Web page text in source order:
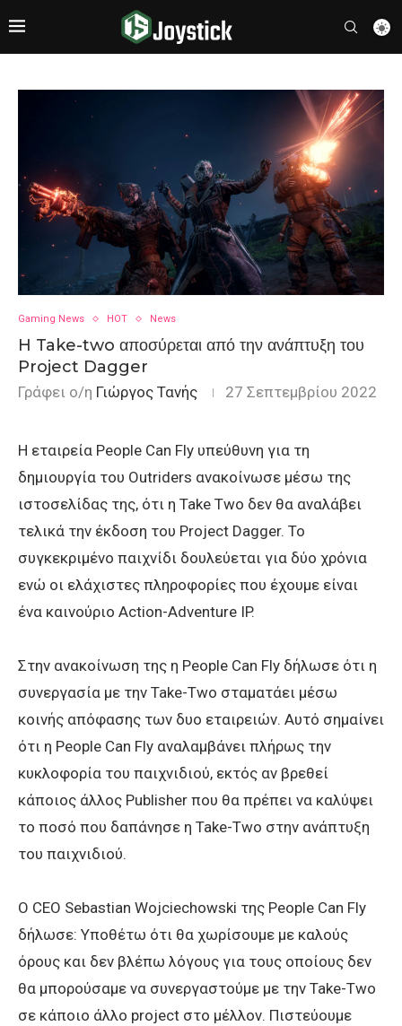
Gaming News HOT News
H Take-two αποσύρεται από την ανάπτυξη του
Project Dagger
Γράφει ο/η Γιώργος Τανής 27 Σεπτεμβρίου 2022
Η εταιρεία People Can Fly υπεύθυνη για τη
δημιουργία του Outriders ανακοίνωσε μέσω της
ιστοσελίδας της, ότι η Take Two δεν θα αναλάβει
τελικά την έκδοση του Project Dagger. Το
συγκεκριμένο παιχνίδι δουλεύεται για δύο χρόνια
ενώ οι ελάχιστες πληροφορίες που έχουμε είναι
ένα καινούριο Action-Αdventure ΙP.
Στην ανακοίνωση της η People Can Fly δήλωσε ότι η
συνεργασία με την Take-Two σταματάει μέσω
κοινής απόφασης των δυο εταιρειών. Αυτό σημαίνει
ότι η People Can Fly αναλαμβάνει πλήρως την
κυκλοφορία του παιχνιδιού, εκτός αν βρεθεί
κάποιος άλλος Publisher που θα πρέπει να καλύψει
το ποσό που δαπάνησε η Take-Two στην ανάπτυξη
του παιχνιδιού.
Ο CEO Sebastian Wojciechowski της People Can Fly
δήλωσε: Υποθέτω ότι θα χωρίσουμε με καλούς
όρους και δεν βλέπω λόγους για τους οποίους δεν
θα μπορούσαμε να συνεργαστούμε με την Take-Two
σε κάποιο άλλο project στο μέλλον. Πιστεύουμε